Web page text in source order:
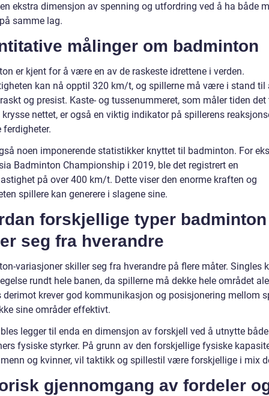
ekstra dimensjon av spenning og utfordring ved å ha både
samme lag.
målinger om badminton
er kjent for å være en av de raskeste idrettene i verden.
kan nå opptil 320 km/t, og spillerne må være i stand til
og presist. Kaste- og tussenummeret, som måler tiden
nettet, er også en viktig indikator på spillerens
ferdigheter.
noen imponerende statistikker knyttet til badminton. For
Badminton Championship i 2019, ble det registrert en
på over 400 km/t. Dette viser den enorme kraften og
spillere kan generere i slagene sine.
forskjellige typer badminton
seg fra hverandre
variasjoner skiller seg fra hverandre på flere måter. Singles
rundt hele banen, da spillerne må dekke hele området
derimot krever god kommunikasjon og posisjonering mellom
sine områder effektivt.
legger til enda en dimensjon av forskjell ved å utnytte
fysiske styrker. På grunn av den forskjellige fysiske
og kvinner, vil taktikk og spillestil være forskjellige i mix
gjennomgang av fordeler